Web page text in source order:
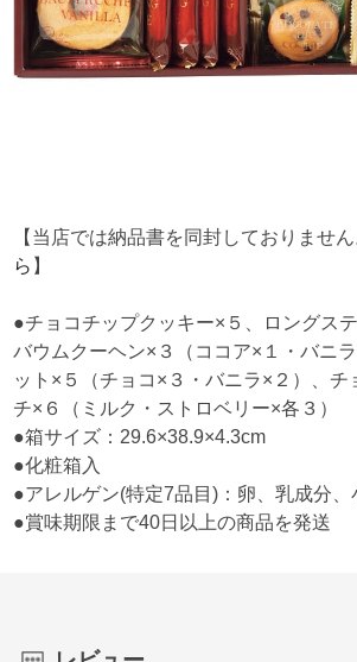
【当店では納品書を同封しておりませ
ら 】
●チョコチップクッキー×５、ロングス
バウムクーヘン×３（ココア×１・バニ
ット×５（チョコ×３・バニラ×２）、チ
チ×６（ミルク・ストロベリー×各３）
●箱サイズ：29.6×38.9×4.3cm
●化粧箱入
●アレルゲン(特定7品目)：卵、乳成分、
●賞味期限まで40日以上の商品を発送